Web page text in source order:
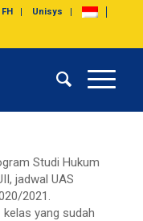
Unisys
Studi Hukum
jadwal UAS
2021.
kelas yang sudah